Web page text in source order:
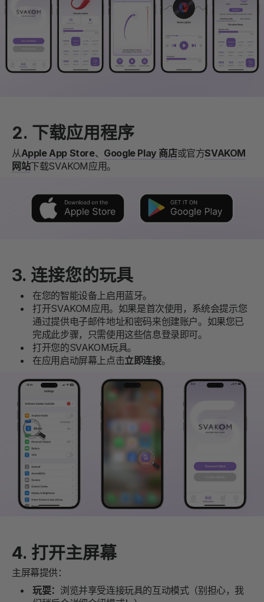
2. 下载应用程序
从Apple App Store、 Google Play 商店或官方SVAKOM
网站下载SVAKOM应用。
3. 连接您的玩具
在您的智能设备上启用蓝牙。
打开SVAKOM应用。如果是首次使用，系统会提示您
通过提供电子邮件地址和密码来创建账户。如果您已
完成此步骤，只需使用这些信息登录即可。
打开您的SVAKOM玩具。
在应用启动屏幕上点击立即连接。
4. 打开主屏幕
主屏幕提供：
玩耍： 浏览并享受连接玩具的互动模式（别担心，我